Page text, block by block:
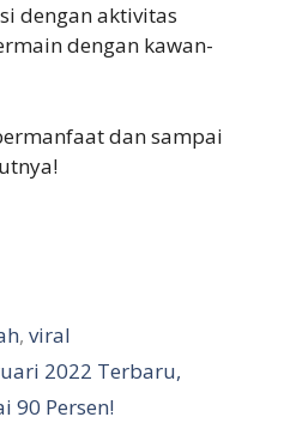
dengan aktivitas
dengan kawan-
dan sampai
,viral
2022 Terbaru,
90 Persen!